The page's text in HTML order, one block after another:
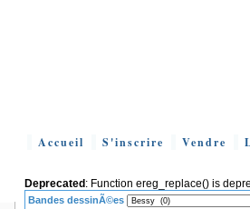
Accueil S'inscrire Vendre
Deprecated : Function ereg_replace() is
Bandes dessinÃ©es